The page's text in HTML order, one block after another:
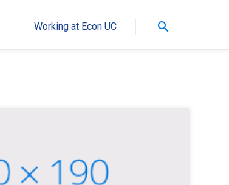
Working at Econ UC search